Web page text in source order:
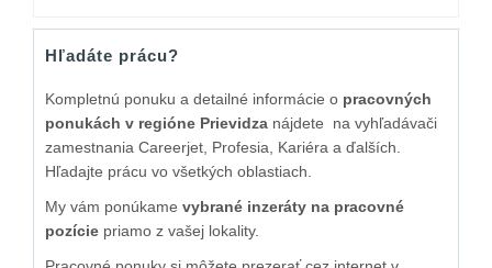
Hľadáte prácu?
Kompletnú ponuku a detailné informácie o pracovných
ponukách v regióne Prievidza nájdete na vyhľadávači
zamestnania Careerjet, Profesia, Kariéra a ďalších.
Hľadajte prácu vo všetkých oblastiach.
My vám ponúkame vybrané inzeráty na pracovné
pozície priamo z vašej lokality.